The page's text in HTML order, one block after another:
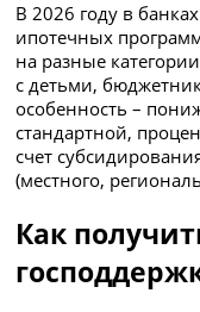
В 2026 году в
ипотечных
на разные
с детьми,
особенность –
стандартной,
счет
(местного,
Как